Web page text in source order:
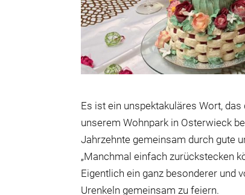
Es ist ein unspektakuläres Wort, das
unserem Wohnpark in Osterwieck
Jahrzehnte gemeinsam durch gute
„Manchmal einfach zurückstecken
Eigentlich ein ganz besonderer und
Urenkeln gemeinsam zu feiern.